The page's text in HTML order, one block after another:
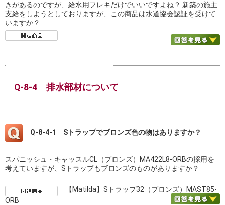
きがあるのですが、給水用フレキだけでいいですよね？ 新築の施主
支給をしようとしておりますが、この商品は水道協会認証を受けて
いますか？
Q-8-4 排水部材について
Q-8-4-1 Sトラップでブロンズ色の物はありますか？
スパニッシュ・キャッスルCL（ブロンズ）MA422L8-ORBの採用を
考えていますが、Sトラップもブロンズのものがありますか？
【Matilda】Sトラップ32（ブロンズ）MAST85-
ORB